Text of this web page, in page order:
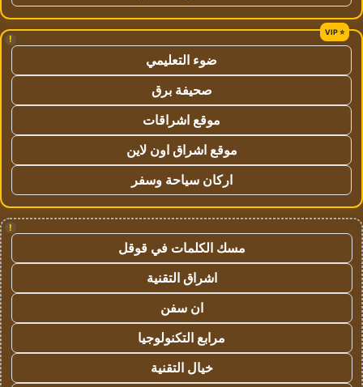
!
ضوء التعليمي
صحيفة برق
موقع اشراقات
موقع اشراق اون لاين
اركان سياحة وسفر
!
مسك الكلمات في قوقل
اشراق التقنية
ان سفن
مرابع التكنولوجيا
خيال التقنية